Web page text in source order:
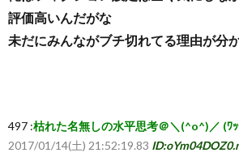
評価高いんだがな
未だにみんながブチ切れてる理由が分
497 :枯れた名無しの水平思考＠＼(^o^)／ (ﾜ
2017/01/14(土) 21:52:19.83